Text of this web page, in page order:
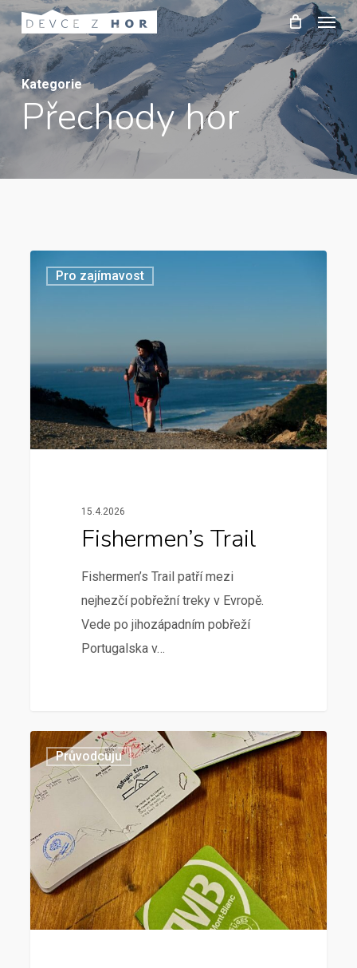
Skip
main
content
Menu
Kategorie
Přechody hor
Pro zajímavost
15.4.2026
Fishermen’s Trail
Fishermen’s Trail patří mezi
nejhezčí pobřežní treky v Evropě.
Vede po jihozápadním pobřeží
Portugalska v…
Průvodcuju